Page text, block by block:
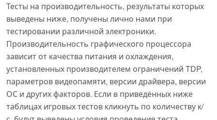
Тесты на производительность, результаты которых
выведены ниже, получены лично нами при
тестировании различной электроники.
Производительность графического процессора
зависит от качества питания и охлаждения,
установленных производителем ограничений TDP,
параметров видеопамяти, версии драйвера, версии
ОС и других факторов. Если в приведённых ниже
таблицах игровых тестов кликнуть по количеству к/